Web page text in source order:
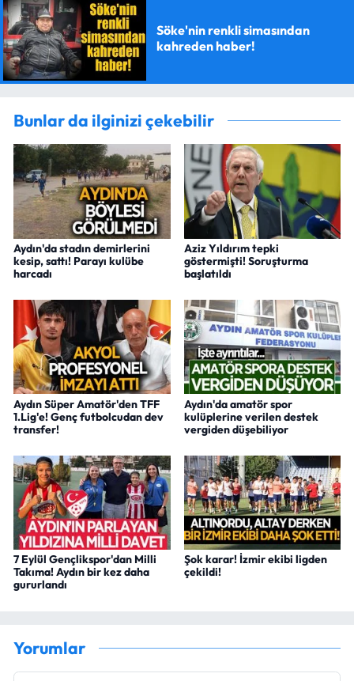
Söke'nin renkli simasından
kahreden haber!
Bunlar da ilginizi çekebilir
Aydın'da stadın demirlerini
kesip, sattı! Parayı kulübe
harcadı
Aziz Yıldırım tepki
göstermişti! Soruşturma
başlatıldı
Aydın Süper Amatör'den TFF
1.Lig'e! Genç futbolcudan dev
transfer!
Aydın'da amatör spor
kulüplerine verilen destek
vergiden düşebiliyor
7 Eylül Gençlikspor'dan Milli
Takıma! Aydın bir kez daha
gururlandı
Şok karar! İzmir ekibi ligden
çekildi!
Yorumlar